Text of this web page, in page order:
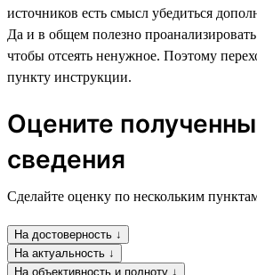
источников есть смысл убедиться
Да и в общем полезно
чтобы отсеять ненужное. Поэтому
пункту инструкции.
Оцените
сведения
Сделайте оценку по нескольким
На достоверность ↓
На актуальность ↓
На объективность и полноту ↓